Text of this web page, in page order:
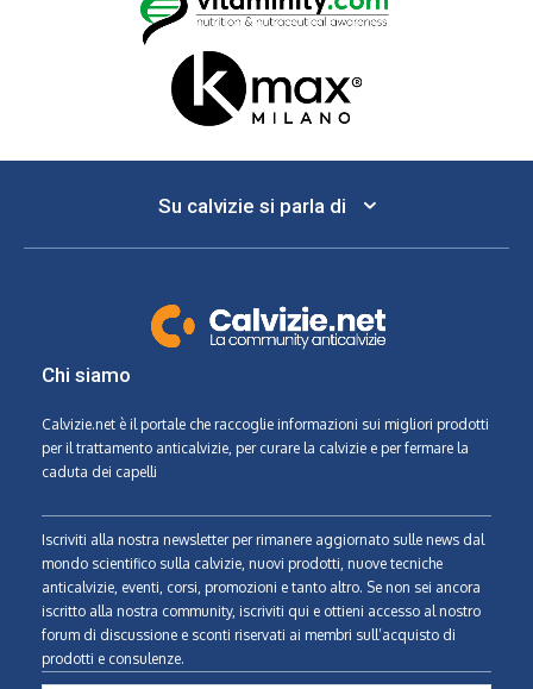
Su calvizie si parla di
Chi siamo
Calvizie.net è il portale che raccoglie informazioni sui migliori prodotti
per il trattamento anticalvizie, per curare la calvizie e per fermare la
caduta dei capelli
Iscriviti alla nostra newsletter per rimanere aggiornato sulle news dal
mondo scientifico sulla calvizie, nuovi prodotti, nuove tecniche
anticalvizie, eventi, corsi, promozioni e tanto altro. Se non sei ancora
iscritto alla nostra community, iscriviti qui e ottieni accesso al nostro
forum di discussione e sconti riservati ai membri sull’acquisto di
prodotti e consulenze.